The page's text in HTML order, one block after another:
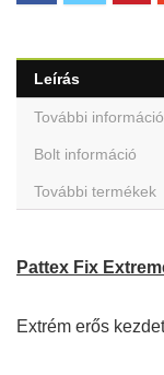
Leírás
További
Bolt információ
További termékek
Pattex Fix
Extrém erős